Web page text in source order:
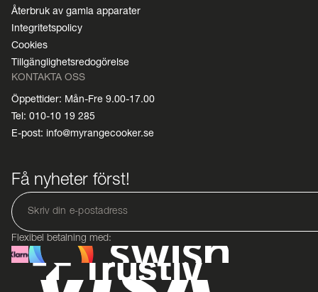
Återbruk av gamla apparater
Integritetspolicy
Cookies
Tillgänglighetsredogörelse
KONTAKTA OSS
Öppettider: Mån-Fre 9.00-17.00
Tel: 010-10 19 285
E-post: info@myrangecooker.se
Få nyheter först!
Flexibel betalning med: